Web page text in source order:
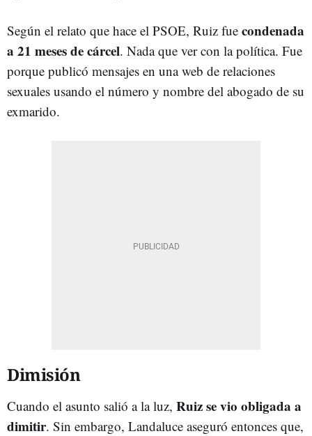
Según el relato que hace el PSOE, Ruiz fue condenada
a 21 meses de cárcel. Nada que ver con la política. Fue
porque publicó mensajes en una web de relaciones
sexuales usando el número y nombre del abogado de su
exmarido.
Dimisión
Cuando el asunto salió a la luz, Ruiz se vio obligada a
dimitir. Sin embargo, Landaluce aseguró entonces que,